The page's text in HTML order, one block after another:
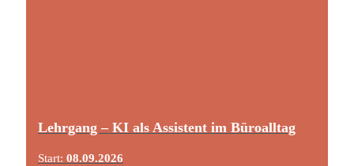
Lehrgang – KI als Assistent im Büroalltag
Start: 08.09.2026